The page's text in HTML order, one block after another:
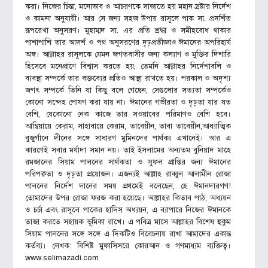
করা। নিজের চিন্তা, মনোভাব ও আচরণকে সাজাতে হয় মহান স্রষ্টার নির্দেশ
ও কামনা অনুযায়ী। আর সে জন্য সহজ উপায় রাসূলে পাক সা. প্রদর্শিত
রূপরেখা অনুসরণ। মুহাম্মদ সা. এর প্রতি শ্রদ্ধা ও সমীহবোধ থাকার
পাশাপাশি তার আদর্শ ও পথ অনুসরণের দৃঢ়প্রতীজ্ঞাও ঈমানের অপরিহার্য
অঙ্গ। আল্লাহর রাসূলকে যেমন জগতবাসীর জন্য কল্যাণ ও মুক্তির দিশারি
হিসেবে মনেপ্রাণে বিশ্বাস করতে হয়, তেমনি আল্লাহর নির্দেশাবলি ও
ব্যবস্থা সম্পর্কে তার বক্তব্যের প্রতিও আস্থা রাখতে হয়। পরকাল ও অদৃশ্য
জগৎ সম্পর্কে তিনি যা কিছু বলে গেছেন, সেগুলোর সত্যতা সম্পর্কেও
কোনো সন্দেহ পোষণ করা যায় না। ঈমানের গভীরতা ও দৃঢ়তা যার যত
বেশি, যেকোনো নেক কাজে তার সওয়াবের পরিমাণও বেশি হবে।
আম্বিয়ায়ে কেরাম, সাহাবায়ে কেরাম, তাবেয়ীন, তাবা তাবেয়ীন,আধ্যাত্মিক
বুজুর্গানে দীনের সঙ্গে সাধারণ মুমিনদের পার্থক্য এখানেই। আর এ
কারণেই সবার মর্যাদা সমান নয়। তাই ইসলামের অন্যতম বুনিয়াদ মাহে
রমজানের সিয়াম পালনের সার্থকতা ও সুফল প্রাপ্তির জন্য ঈমানের
পরিপক্বতা ও দৃঢ়তা প্রয়োজন। এজন্যই আল্লাহ রাব্বুল আলামীন রোজা
পালনের নির্দেশ দানের সময় প্রথমেই বলেছেন, হে ঈমানদারগণ!
তোমাদের উপর রোজা ফরজ করা হয়েছে। আল্লাহর কিতাব পাঠ, অধ্যয়ন
ও চর্চা এবং রাসূলে পাকের হাদিস অধ্যয়ন, এ ব্যাপারে নিজের ঈমানকে
তাজা করতে সহায়ক ভূমিকা রাখে। এ পবিত্র মাসে আল্লাহর বিশেষ হুকুম
সিয়াম পালনের সঙ্গে সঙ্গে এ দিকটিও বিবেচনায় রাখা আমাদের একান্ত
কর্তব্য। লেখক: বিশিষ্ট মুফাসিসরে কোরআন ও গণমাধ্যম ব্যক্তিত্ব।
www.selimazadi.com